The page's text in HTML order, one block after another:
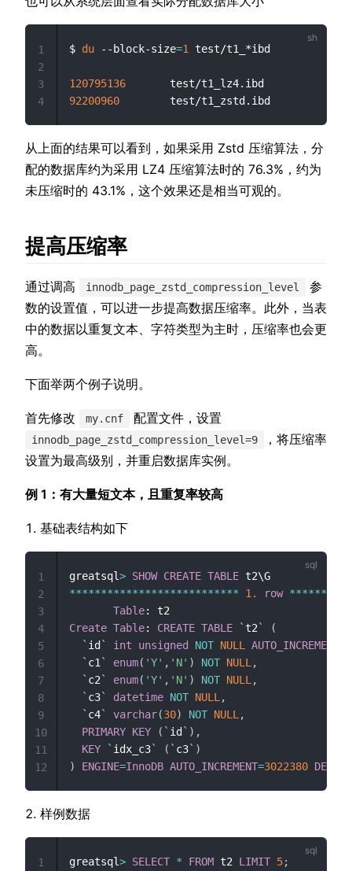
$ du --block-size=1 test/t1_*ibd
120795136
92200960
1
2
3
4
从上面的结果可以看到，如果采用 Zstd 压缩算法，分
配的数据库约为采用 LZ4 压缩算法时的 76.3%，约为
未压缩时的 43.1%，这个效果还是相当可观的。
提高压缩率
通过调高 innodb_page_zstd_compression_level
参
数的设置值，可以进一步提高数据压缩率。此外，当表
中的数据以重复文本、字符类型为主时，压缩率也会更
高。
下面举两个例子说明。
首先修改 my.cnf 配置文件，设置
innodb_page_zstd_compression_level=9
，将压缩率
设置为最高级别，并重启数据库实例。
例 1：有大量短文本，且重复率较高
基础表结构如下
greatsql> SHOW CREATE TABLE
*************************** 1. row ******
Table
Create Table: CREATE TABLE ` t2`
(
` id` int unsigned NOT NULL AUTO_INCREMENT
` c1 ` enum( 'Y' , 'N' ) NOT NULL ,
` c2` enum( 'Y' , 'N' ) NOT NULL ,
` c3` datetime NOT NULL ,
` c4` varchar(30) NOT NULL ,
PRIMARY KEY ( ` id` ) ,
KEY
` idx_c3` ( ` c3` )
)
ENGINE=InnoDB AUTO_INCREMENT=3022380
1
2
3
4
5
6
7
8
9
10
11
12
样例数据
greatsql> SELECT * FROM t2 LIMIT 5;
1